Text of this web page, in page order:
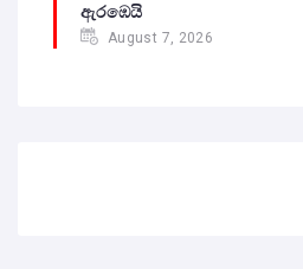
ඇරඹෙයි
August 7, 2026